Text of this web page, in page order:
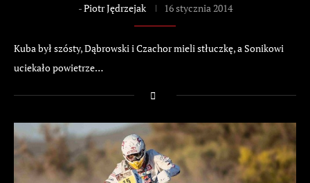
-Piotr Jędrzejak 16 stycznia 2014
Kuba był szósty, Dąbrowski i Czachor mieli stłuczkę, a Sonikowi
uciekało powietrze…